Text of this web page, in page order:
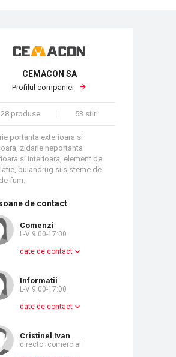
CEMACON SA
Profilul companiei
28 produse 53 stiri
portanta exterioara si
zidarie neportanta
si interioara, element de
buiandrug si sisteme de
fum.
de contact
Comenzi
L-V 9:00-17:00
date de contact
Informatii
L-V 9:00-17:00
date de contact
Cristinel Ivan
director comercial